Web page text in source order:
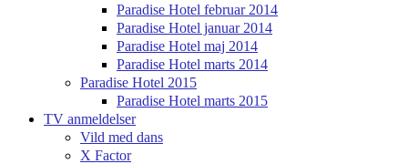
Paradise Hotel februar 2014
Paradise Hotel januar 2014
Paradise Hotel maj 2014
Paradise Hotel marts 2014
Paradise Hotel 2015
Paradise Hotel marts 2015
TV anmeldelser
Vild med dans
X Factor